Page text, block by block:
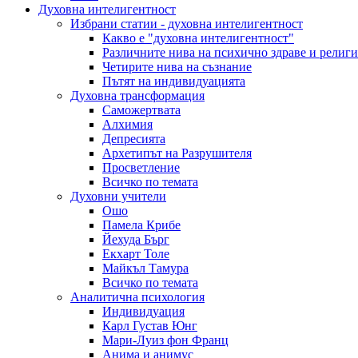
Духовна интелигентност
Избрани статии - духовна интелигентност
Какво е "духовна интелигентност"
Различните нива на психично здраве и
Четирите нива на съзнание
Пътят на индивидуацията
Духовна трансформация
Саможертвата
Алхимия
Депресията
Архетипът на Разрушителя
Просветление
Всичко по темата
Духовни учители
Ошо
Памела Крибе
Йехуда Бърг
Екхарт Толе
Майкъл Тамура
Всичко по темата
Аналитична психология
Индивидуация
Карл Густав Юнг
Мари-Луиз фон Франц
Анима и анимус